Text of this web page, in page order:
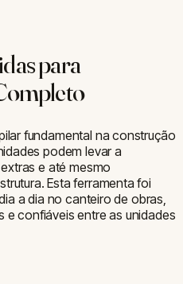
para
fundamental na construção
podem levar a
e até mesmo
Esta ferramenta foi
a dia no canteiro de obras,
confiáveis entre as unidades